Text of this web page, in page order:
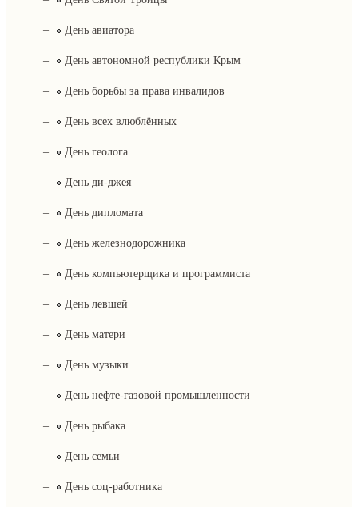
¦– День авиатора
¦– День автономной республики Крым
¦– День борьбы за права инвалидов
¦– День всех влюблённых
¦– День геолога
¦– День ди-джея
¦– День дипломата
¦– День железнодорожника
¦– День компьютерщика и программиста
¦– День левшей
¦– День матери
¦– День музыки
¦– День нефте-газовой промышленности
¦– День рыбака
¦– День семьи
¦– День соц-работника